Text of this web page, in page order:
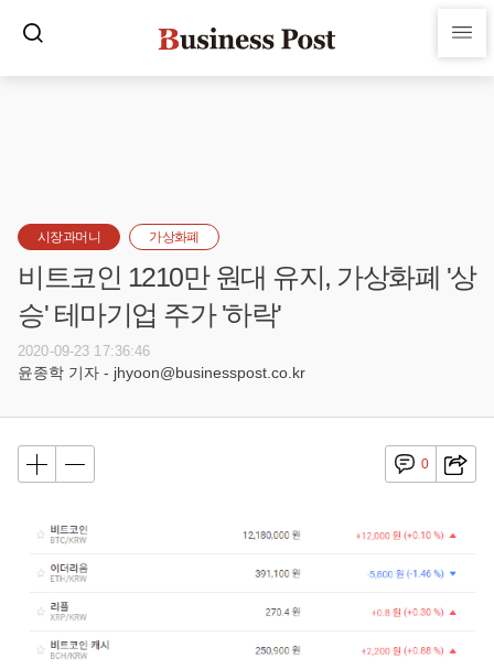
시장과머니 가상화폐
비트코인 1210만 원대 유지, 가상화폐 '상
승' 테마기업 주가 '하락'
2020-09-23 17:36:46
윤종학 기자 - jhyoon@businesspost.co.kr
0